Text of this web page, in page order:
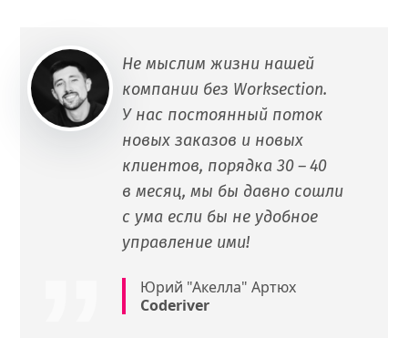
Не мыслим жизни нашей
компании без Worksection.
У нас постоянный поток
новых заказов и новых
клиентов, порядка 30 – 40
в месяц, мы бы давно сошли
с ума если бы не удобное
управление ими!
Юрий "Акелла" Артюх
Coderiver